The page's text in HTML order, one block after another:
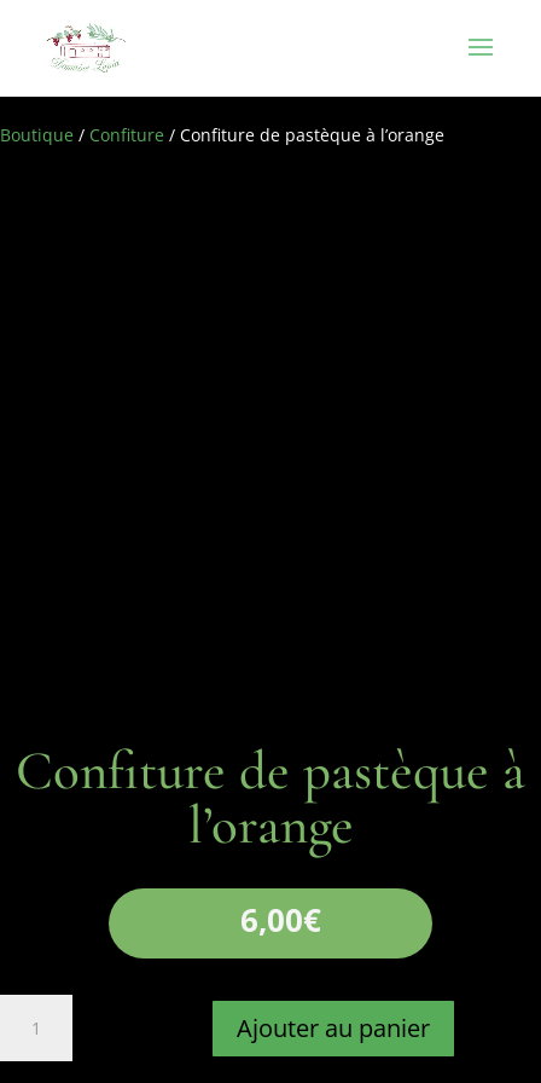
Boutique / Confiture / Confiture de pastèque à l’orange
Confiture de pastèque à
l’orange
6,00€
Confiture
Ajouter au panier